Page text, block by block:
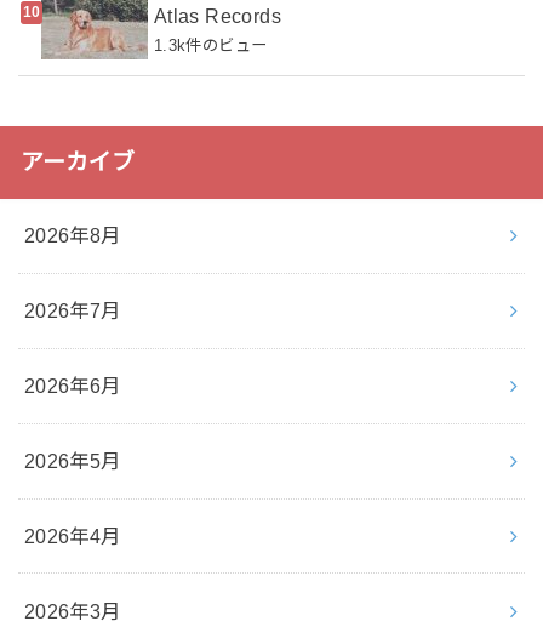
Atlas Records
1.3k件のビュー
アーカイブ
2026年8月
2026年7月
2026年6月
2026年5月
2026年4月
2026年3月